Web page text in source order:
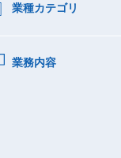
業種カテゴリ
業務内容